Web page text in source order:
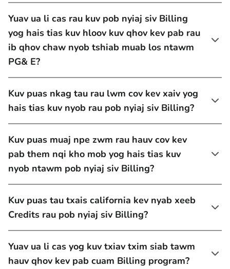
Yuav ua li cas rau kuv pob nyiaj siv Billing
yog hais tias kuv hloov kuv qhov kev pab rau
ib qhov chaw nyob tshiab muab los ntawm
PG& E?
Kuv puas nkag tau rau lwm cov kev xaiv yog
hais tias kuv nyob rau pob nyiaj siv Billing?
Kuv puas muaj npe zwm rau hauv cov kev
pab them nqi kho mob yog hais tias kuv
nyob ntawm pob nyiaj siv Billing?
Kuv puas tau txais california kev nyab xeeb
Credits rau pob nyiaj siv Billing?
Yuav ua li cas yog kuv txiav txim siab tawm
hauv qhov kev pab cuam Billing program?